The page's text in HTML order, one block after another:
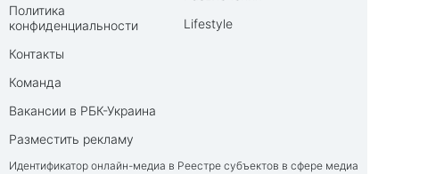
Политика
конфиденциальности
Контакты
Команда
Вакансии в РБК-Украина
Разместить рекламу
Lifestyle
Идентификатор онлайн-медиа в Реестре субъектов в сфере медиа